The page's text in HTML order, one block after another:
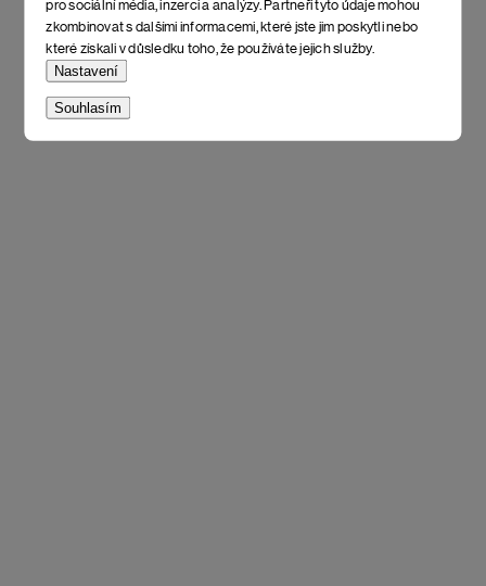
pro sociální média, inzerci a analýzy. Partneři tyto údaje mohou
zkombinovat s dalšími informacemi, které jste jim poskytli nebo
které získali v důsledku toho, že používáte jejich služby.
Nastavení
Souhlasím